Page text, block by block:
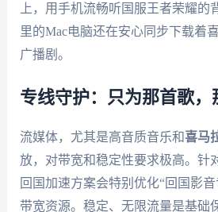
上，用手机流畅听国服王者荣耀的
里的Mac电脑还在安心同步下载着
广播剧。
专线守护：只为那首歌，
流媒体，尤其是高音质音乐和喜马
放，对带宽和稳定性要求极高。针
回国加速方案会特别优化“回国影
带宽资源。稳定、无限流量是基础